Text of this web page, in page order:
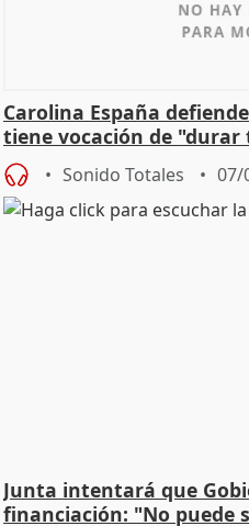
Carolina España
tiene vocación de
Sonido Totales 07/
Junta intentará que
financiación: "No puede